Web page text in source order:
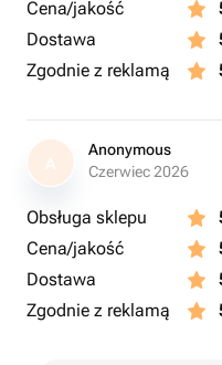
Cena/jakość
Dostawa
Zgodnie z reklamą
A
Anonymous
Czerwiec 2026
Obsługa sklepu
Cena/jakość
Dostawa
Zgodnie z reklamą